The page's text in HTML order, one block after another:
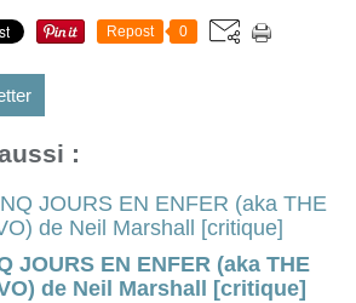
Repost 0
:
JOURS EN ENFER (aka THE
de Neil Marshall [critique]